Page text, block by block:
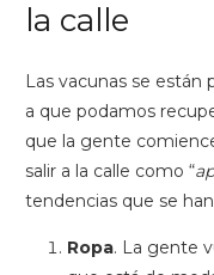
la calle
Las vacunas se están
a que podamos
que la gente
salir a la calle como “
tendencias que se
Ropa. La gente